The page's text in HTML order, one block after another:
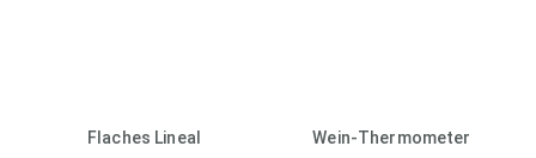
Flaches Lineal Wein-Thermometer